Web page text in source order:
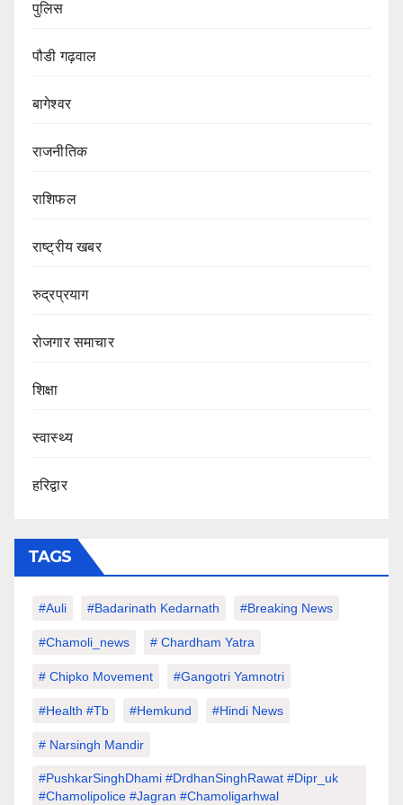
पुलिस
पौडी गढ़वाल
बागेश्वर
राजनीतिक
राशिफल
राष्ट्रीय खबर
रुद्रप्रयाग
रोजगार समाचार
शिक्षा
स्वास्थ्य
हरिद्वार
TAGS
#auli #Badarinath Kedarnath #Breaking News
#chamoli_news # Chardham Yatra
# Chipko Movement #Gangotri Yamnotri
#Health #tb #hemkund #hindi News
# Narsingh Mandir
#PushkarSinghDhami #drdhanSinghRawat #dipr_uk
#chamolipolice #Jagran #chamoligarhwal